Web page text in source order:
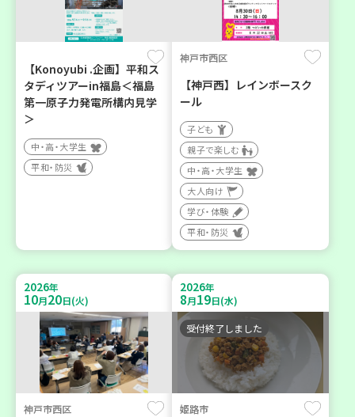
【Konoyubi .企画】平和ス
タディツアーin福島＜福島
第一原子力発電所構内見学
＞
中・高・大学生
平和・防災
神戸市西区
【神戸西】レインボースク
ール
子ども
親子で楽しむ
中・高・大学生
大人向け
学び・体験
平和・防災
2026年
10月20日(火)
神戸市西区
2026年
8月19日(水)
受付終了しました
姫路市